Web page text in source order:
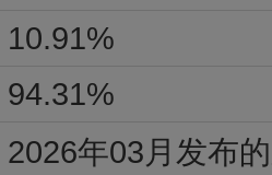
10.91%
94.31%
2026年03月发布